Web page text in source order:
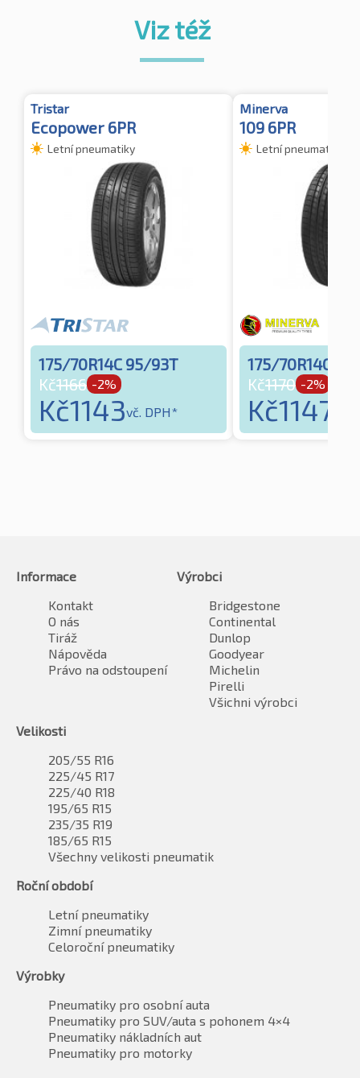
Viz též
Tristar
Ecopower 6PR
Letní pneumatiky
175/70R14C 95/93T
Kč1166 -2%
Kč1143vč. DPH*
Minerva
109 6PR
Letní pneumatiky
175/70R14C
Kč1170 -2%
Kč1147
Informace
Kontakt
O nás
Tiráž
Nápověda
Právo na odstoupení
Výrobci
Bridgestone
Continental
Dunlop
Goodyear
Michelin
Pirelli
Všichni výrobci
Velikosti
205/55 R16
225/45 R17
225/40 R18
195/65 R15
235/35 R19
185/65 R15
Všechny velikosti pneumatik
Roční období
Letní pneumatiky
Zimní pneumatiky
Celoroční pneumatiky
Výrobky
Pneumatiky pro osobní auta
Pneumatiky pro SUV/auta s pohonem 4×4
Pneumatiky nákladních aut
Pneumatiky pro motorky